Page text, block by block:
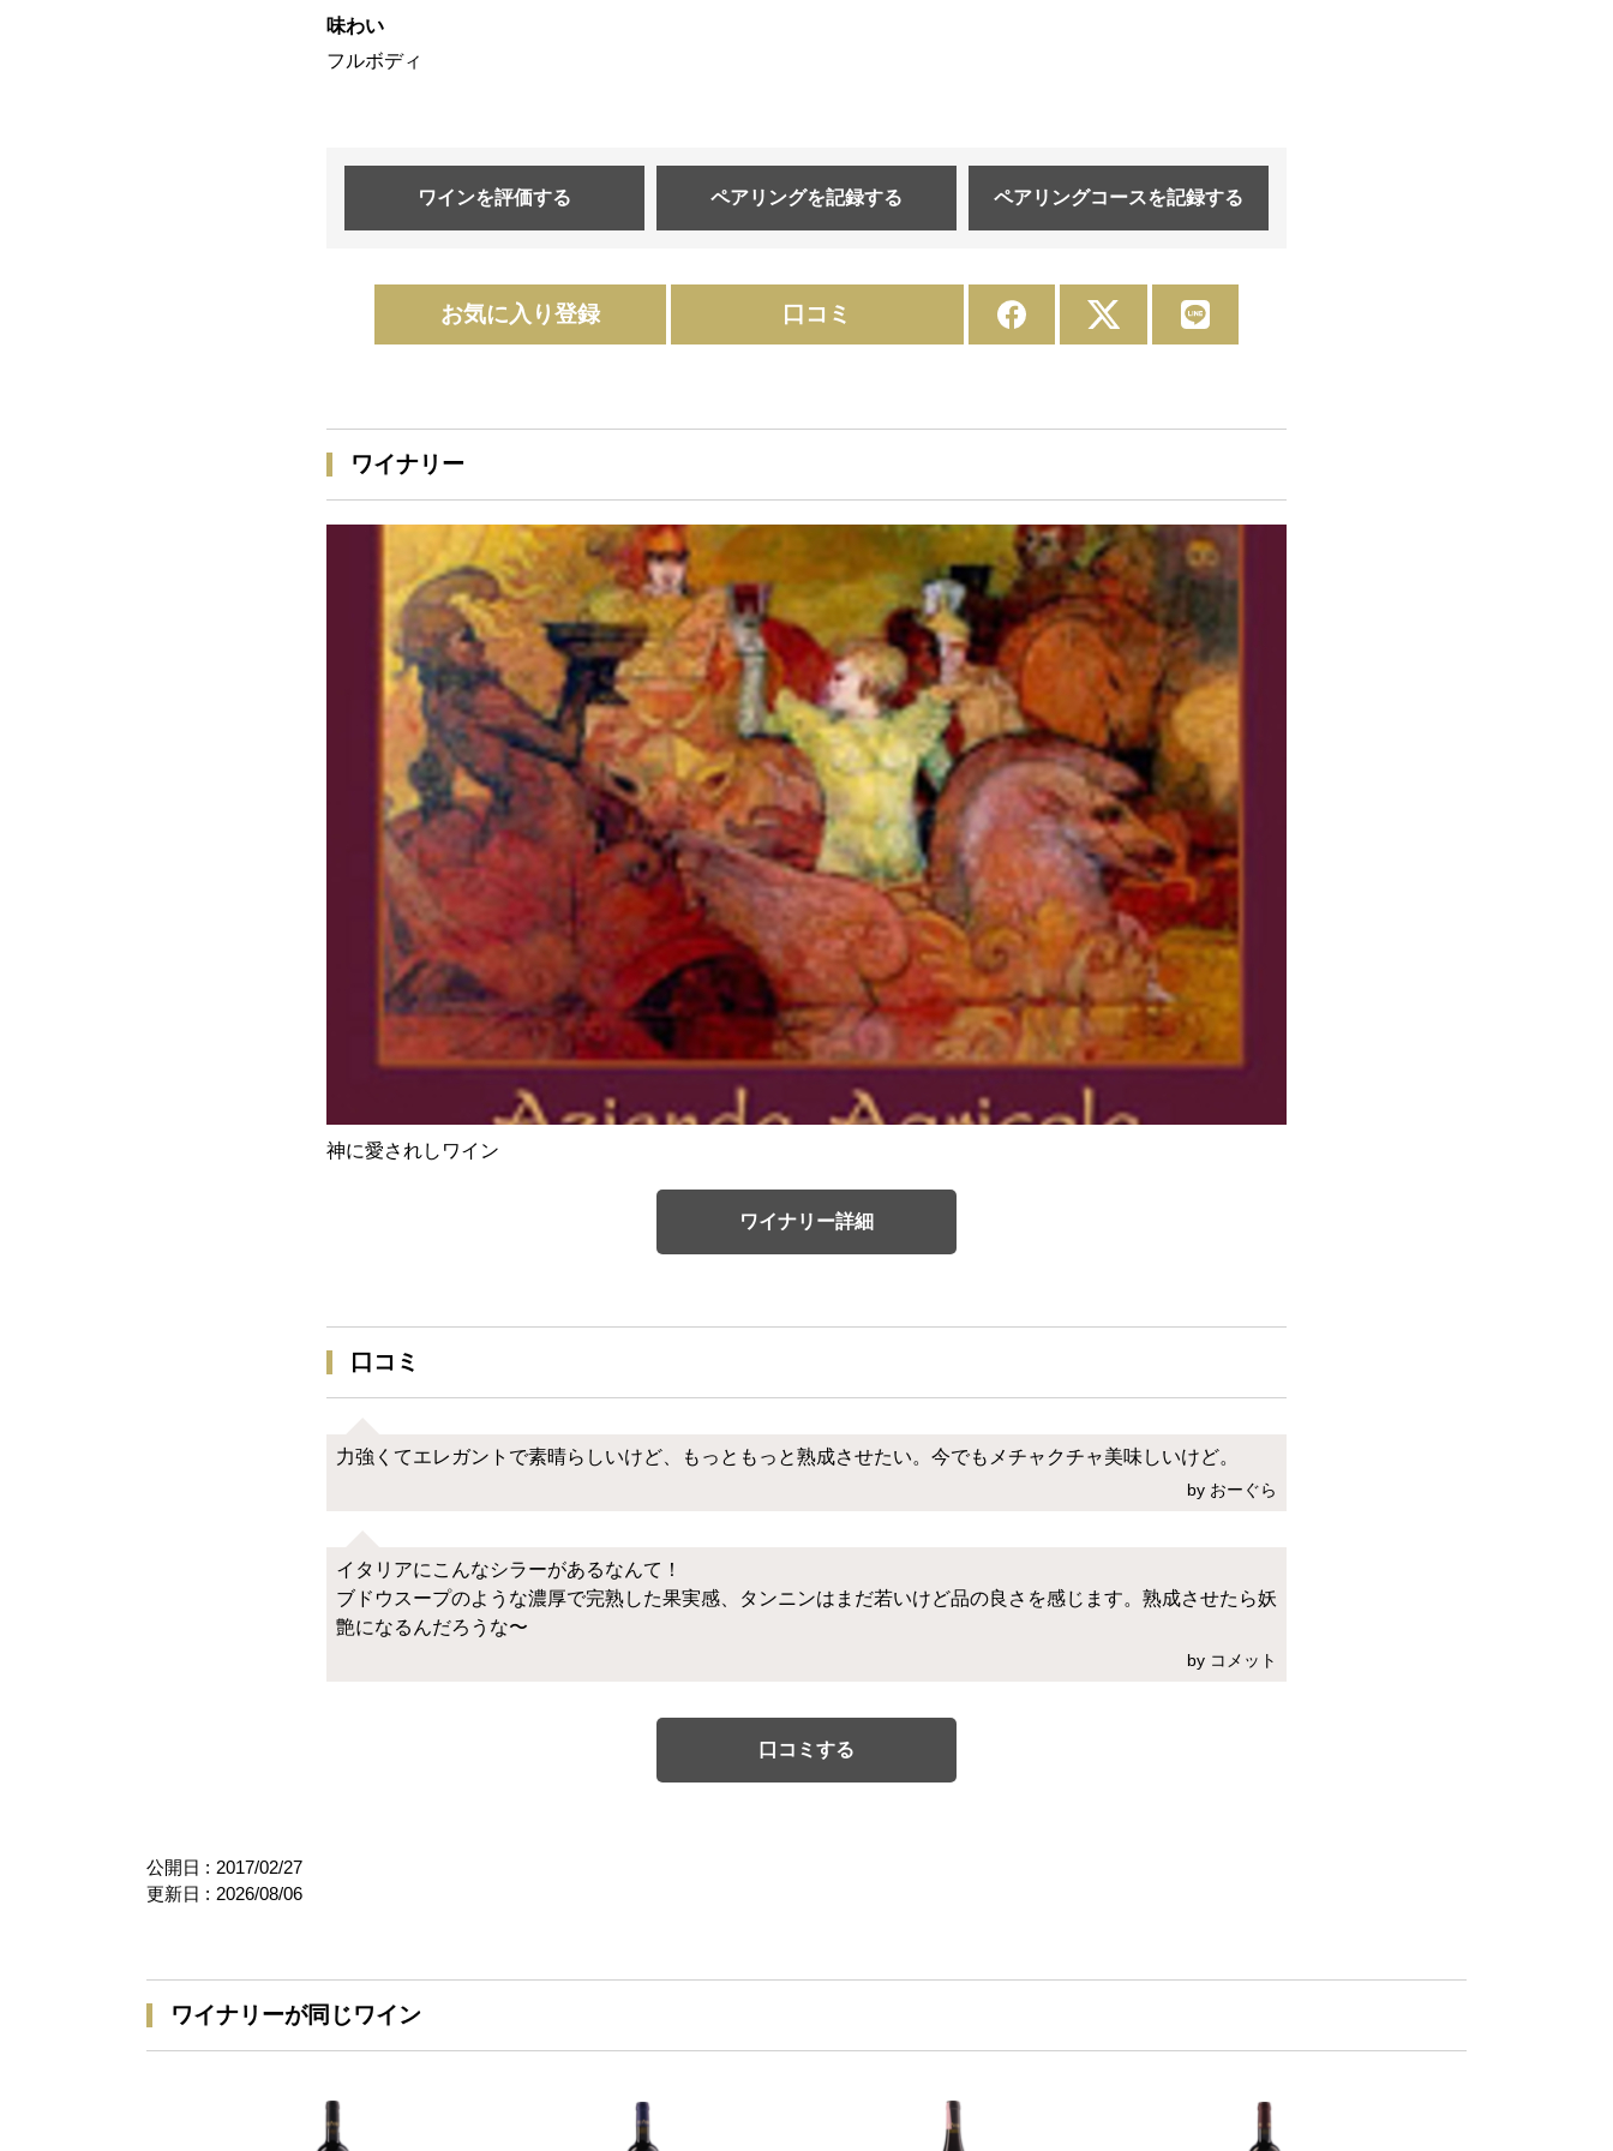
味わい
フルボディ
ワインを評価する ペアリングを記録する ペアリングコースを記録する
お気に入り登録 口コミ
ワイナリー
神に愛されしワイン
ワイナリー詳細
口コミ
力強くてエレガントで素晴らしいけど、もっともっと熟成させたい。今でもメチャクチャ美味しいけど。
by おーぐら
イタリアにこんなシラーがあるなんて！
ブドウスープのような濃厚で完熟した果実感、タンニンはまだ若いけど品の良さを感じます。熟成させたら妖
艶になるんだろうな〜
by コメット
口コミする
公開日 : 2017/02/27
更新日 : 2026/08/06
ワイナリーが同じワイン